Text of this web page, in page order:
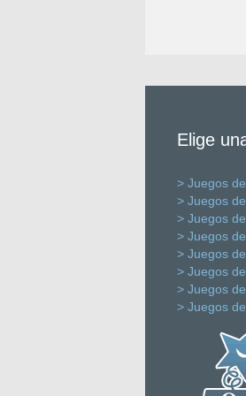
Elige
> Juegos de
> Juegos de
> Juegos de
> Juegos de
> Juegos de
> Juegos de
> Juegos de
> Juegos de